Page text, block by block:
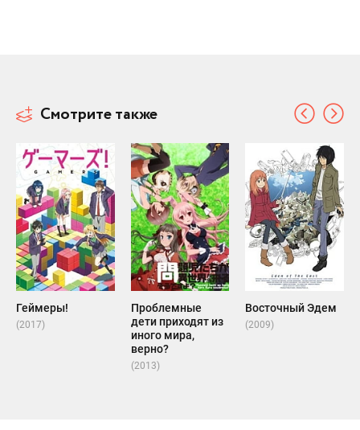
Смотрите также
Геймеры!
(2017)
Проблемные
дети приходят из
иного мира,
верно?
(2013)
Восточный Эдем
(2009)